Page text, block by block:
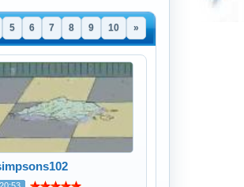
5 6 7 8 9 10 »